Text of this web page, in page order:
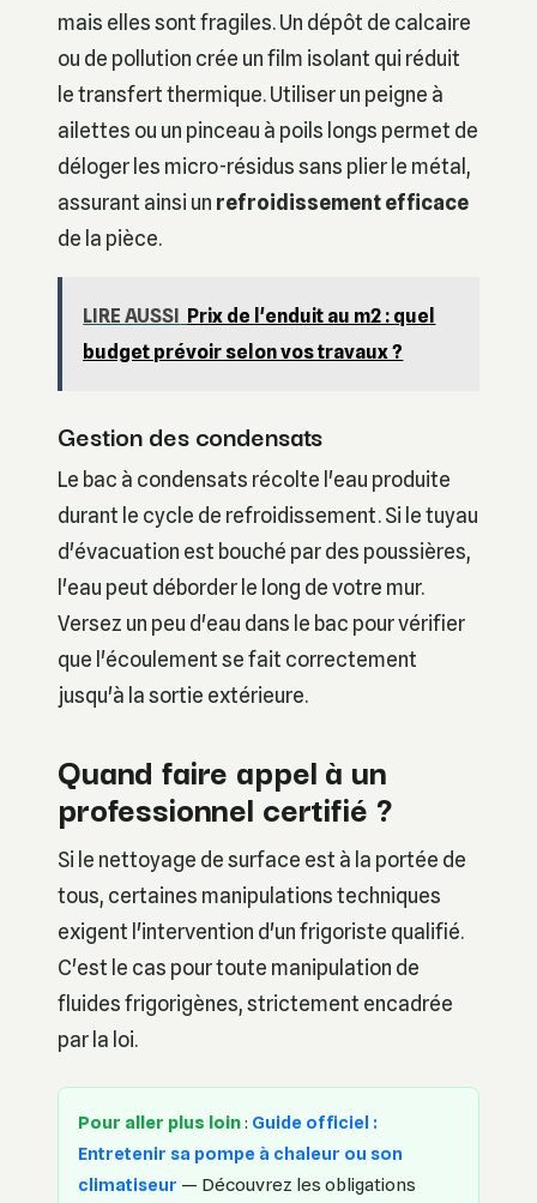
mais elles sont fragiles. Un dépôt de calcaire
ou de pollution crée un film isolant qui réduit
le transfert thermique. Utiliser un peigne à
ailettes ou un pinceau à poils longs permet de
déloger les micro-résidus sans plier le métal,
assurant ainsi un refroidissement efficace
de la pièce.
LIRE AUSSI
Prix de l'enduit au m2 : quel
budget prévoir selon vos travaux ?
Gestion des condensats
Le bac à condensats récolte l'eau produite
durant le cycle de refroidissement. Si le tuyau
d'évacuation est bouché par des poussières,
l'eau peut déborder le long de votre mur.
Versez un peu d'eau dans le bac pour vérifier
que l'écoulement se fait correctement
jusqu'à la sortie extérieure.
Quand faire appel à un
professionnel certifié ?
Si le nettoyage de surface est à la portée de
tous, certaines manipulations techniques
exigent l'intervention d'un frigoriste qualifié.
C'est le cas pour toute manipulation de
fluides frigorigènes, strictement encadrée
par la loi.
Pour aller plus loin: Guide officiel :
Entretenir sa pompe à chaleur ou son
climatiseur — Découvrez les obligations